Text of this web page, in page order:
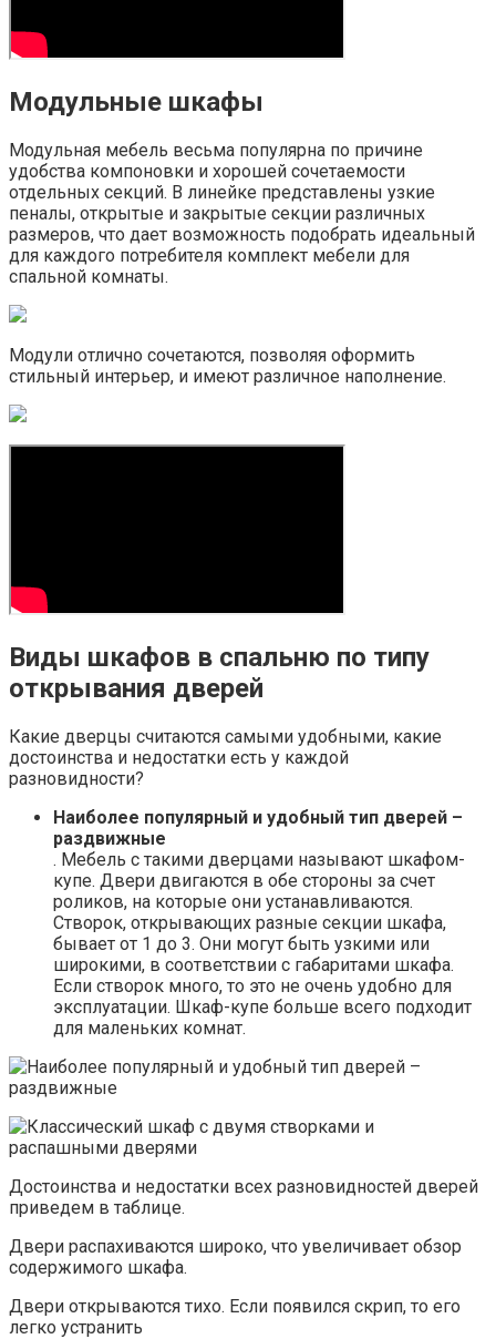
Модульные шкафы
Модульная мебель весьма популярна по причине
удобства компоновки и хорошей сочетаемости
отдельных секций. В линейке представлены узкие
пеналы, открытые и закрытые секции различных
размеров, что дает возможность подобрать идеальный
для каждого потребителя комплект мебели для
спальной комнаты.
Модули отлично сочетаются, позволяя оформить
стильный интерьер, и имеют различное наполнение.
Виды шкафов в спальню по типу
открывания дверей
Какие дверцы считаются самыми удобными, какие
достоинства и недостатки есть у каждой
разновидности?
Наиболее популярный и удобный тип дверей –
раздвижные
. Мебель с такими дверцами называют шкафом-
купе. Двери двигаются в обе стороны за счет
роликов, на которые они устанавливаются.
Створок, открывающих разные секции шкафа,
бывает от 1 до 3. Они могут быть узкими или
широкими, в соответствии с габаритами шкафа.
Если створок много, то это не очень удобно для
эксплуатации. Шкаф-купе больше всего подходит
для маленьких комнат.
Достоинства и недостатки всех разновидностей дверей
приведем в таблице.
Двери распахиваются широко, что увеличивает обзор
содержимого шкафа.
Двери открываются тихо. Если появился скрип, то его
легко устранить